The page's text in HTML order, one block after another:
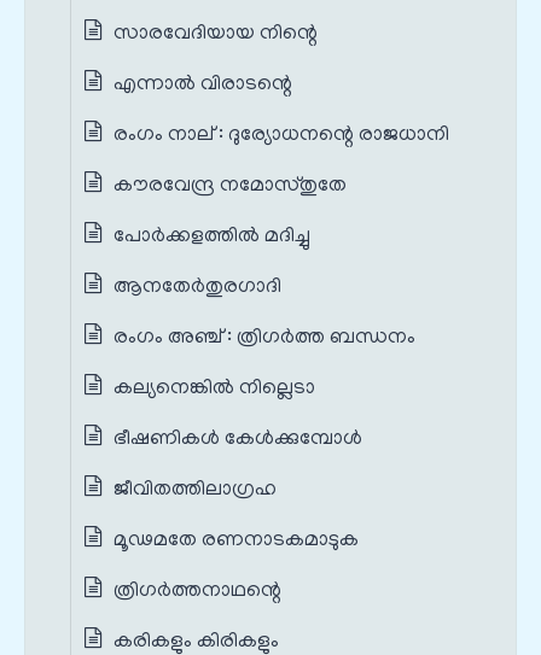
സാരവേദിയായ നിന്റെ
എന്നാൽ വിരാടന്റെ
രംഗം നാല് : ദുര്യോധനന്റെ രാജധാനി
കൗരവേന്ദ്ര നമോസ്തുതേ
പോർക്കളത്തിൽ മദിച്ചു
ആനതേർതുരഗാദി
രംഗം അഞ്ച് : ത്രിഗർത്ത ബന്ധനം
കല്യനെങ്കിൽ നില്ലെടാ
ഭീഷണികൾ കേൾക്കുമ്പോൾ
ജീവിതത്തിലാഗ്രഹ
മൂഢമതേ രണനാടകമാടുക
ത്രിഗർത്തനാഥന്റെ
കരികളും കിരികളും